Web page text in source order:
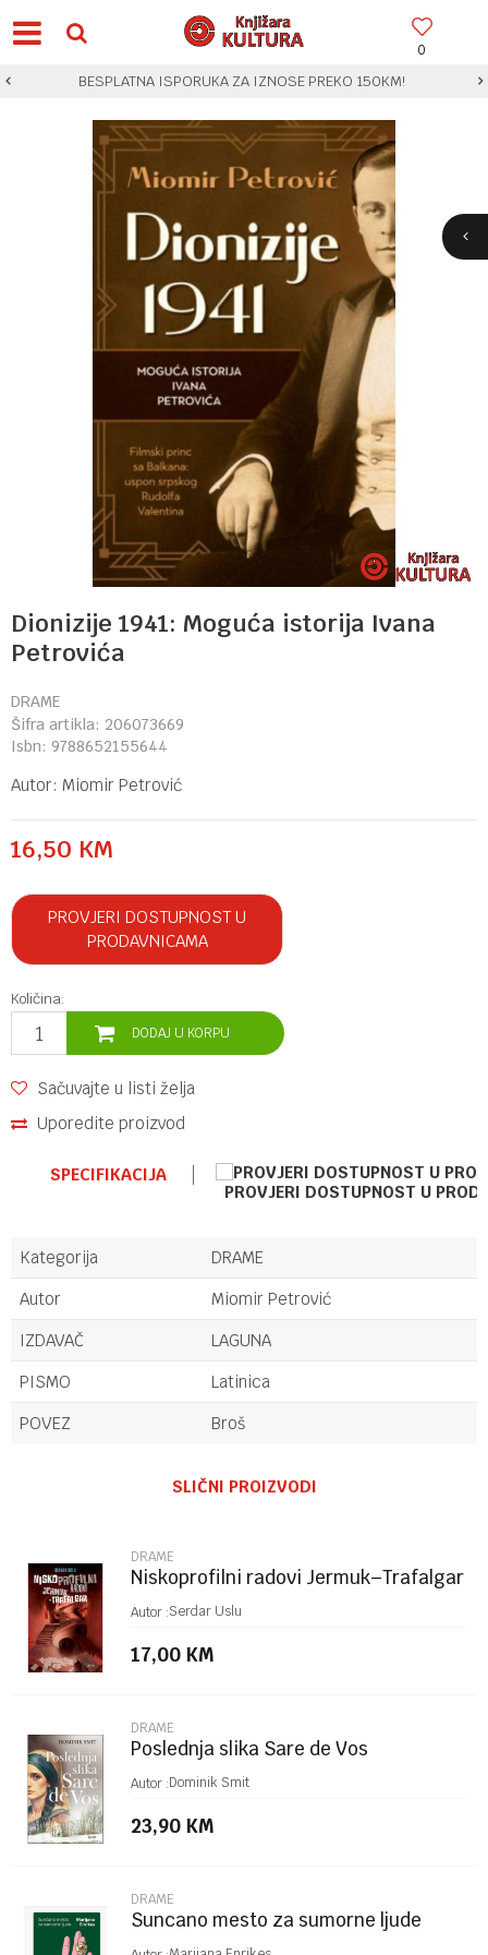
0
BESPLATNA ISPORUKA ZA IZNOSE PREKO 150KM!
Dionizije 1941: Moguća istorija Ivana
Petrovića
DRAME
Šifra artikla: 206073669
Isbn: 9788652155644
Autor: Miomir Petrović
16,50 KM
PROVJERI DOSTUPNOST U
PRODAVNICAMA
Količina:
DODAJ U KORPU
Sačuvajte u listi želja
Uporedite proizvod
SPECIFIKACIJA
PROVJERI DOSTUPNOST U
Kategorija
DRAME
Autor
Miomir Petrović
IZDAVAČ
LAGUNA
PISMO
Latinica
POVEZ
Broš
Poruka
POŠALJI
SLIČNI PROIZVODI
DRAME
Niskoprofilni radovi Jermuk–Trafalgar
Autor :Serdar Uslu
17,00 KM
DRAME
Poslednja slika Sare de Vos
Autor :Dominik Smit
23,90 KM
DRAME
Suncano mesto za sumorne ljude